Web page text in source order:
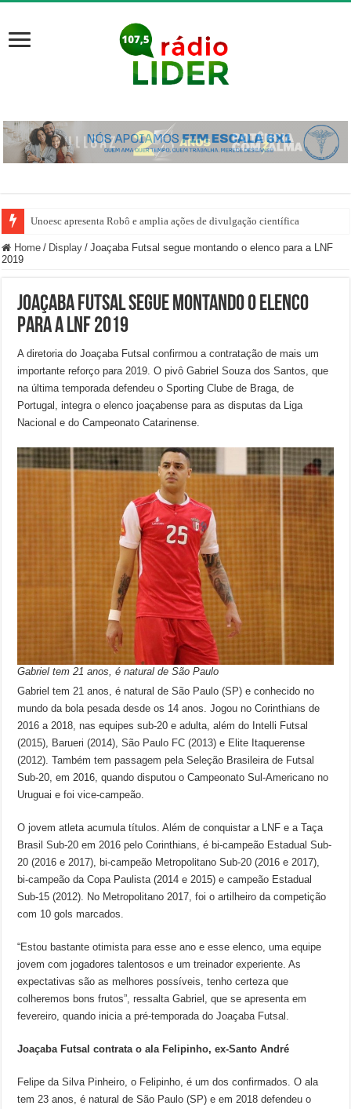
Unoesc apresenta Robô e amplia ações de divulgação científica
Home / Display / Joaçaba Futsal segue montando o elenco para a LNF
2019
Joaçaba Futsal segue montando o elenco
para a LNF 2019
A diretoria do Joaçaba Futsal confirmou a contratação de mais um
importante reforço para 2019. O pivô Gabriel Souza dos Santos, que
na última temporada defendeu o Sporting Clube de Braga, de
Portugal, integra o elenco joaçabense para as disputas da Liga
Nacional e do Campeonato Catarinense.
Gabriel tem 21 anos, é natural de São Paulo
Gabriel tem 21 anos, é natural de São Paulo (SP) e conhecido no
mundo da bola pesada desde os 14 anos. Jogou no Corinthians de
2016 a 2018, nas equipes sub-20 e adulta, além do Intelli Futsal
(2015), Barueri (2014), São Paulo FC (2013) e Elite Itaquerense
(2012). Também tem passagem pela Seleção Brasileira de Futsal
Sub-20, em 2016, quando disputou o Campeonato Sul-Americano no
Uruguai e foi vice-campeão.
O jovem atleta acumula títulos. Além de conquistar a LNF e a Taça
Brasil Sub-20 em 2016 pelo Corinthians, é bi-campeão Estadual Sub-
20 (2016 e 2017), bi-campeão Metropolitano Sub-20 (2016 e 2017),
bi-campeão da Copa Paulista (2014 e 2015) e campeão Estadual
Sub-15 (2012). No Metropolitano 2017, foi o artilheiro da competição
com 10 gols marcados.
“Estou bastante otimista para esse ano e esse elenco, uma equipe
jovem com jogadores talentosos e um treinador experiente. As
expectativas são as melhores possíveis, tenho certeza que
colheremos bons frutos”, ressalta Gabriel, que se apresenta em
fevereiro, quando inicia a pré-temporada do Joaçaba Futsal.
Joaçaba Futsal contrata o ala Felipinho, ex-Santo André
Felipe da Silva Pinheiro, o Felipinho, é um dos confirmados. O ala
tem 23 anos, é natural de São Paulo (SP) e em 2018 defendeu o